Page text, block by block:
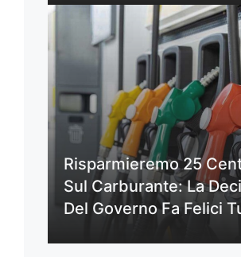
Risparmieremo 25
Sul Carburante: La
Del Governo Fa Felici